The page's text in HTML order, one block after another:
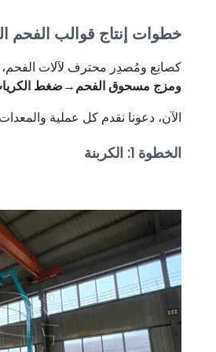
خطوات إنتاج قوالب الفحم
كصانِع ومُصدِر محترف لآلات الفحم،
ومزج مسحوق الفحم→ضغط
الآن، دعونا نقدم كل عملية
الخطوة 1: الكربنة